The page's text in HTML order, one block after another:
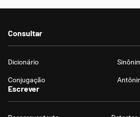
Consultar
Dicionário
Conjugação
Escrever